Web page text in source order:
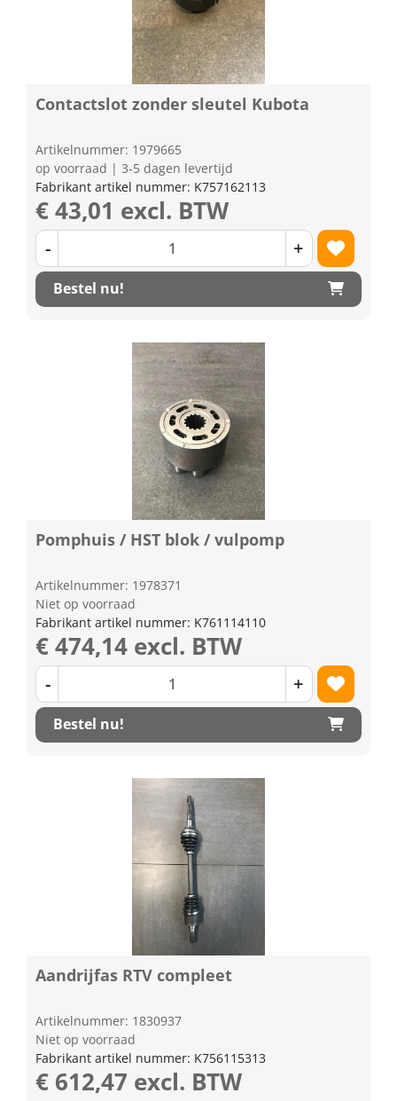
Contactslot zonder sleutel Kubota
Artikelnummer: 1979665
op voorraad | 3-5 dagen levertijd
Fabrikant artikel nummer: K757162113
€ 43,01 excl. BTW
- +
Bestel nu!
Pomphuis / HST blok / vulpomp
Artikelnummer: 1978371
Niet op voorraad
Fabrikant artikel nummer: K761114110
€ 474,14 excl. BTW
- +
Bestel nu!
Aandrijfas RTV compleet
Artikelnummer: 1830937
Niet op voorraad
Fabrikant artikel nummer: K756115313
€ 612,47 excl. BTW